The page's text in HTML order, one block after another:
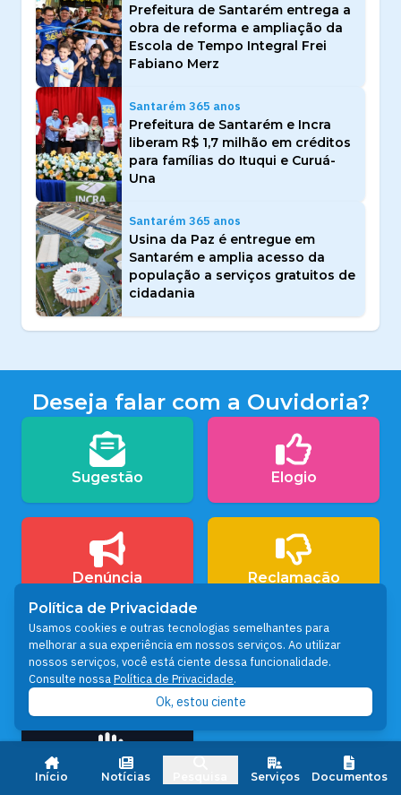
Início Notícias Serviços Documentos
Prefeitura de Santarém entrega a
obra de reforma e ampliação da
Escola de Tempo Integral Frei
Fabiano Merz
Santarém 365 anos
Prefeitura de Santarém e Incra
liberam R$ 1,7 milhão em créditos
para famílias do Ituqui e Curuá-
Una
Santarém 365 anos
Usina da Paz é entregue em
Santarém e amplia acesso da
população a serviços gratuitos de
cidadania
Deseja falar com a Ouvidoria?
Sugestão Elogio
Denúncia Reclamação
Solicitação
Assédio
Política de Privacidade
Usamos cookies e outras tecnologias semelhantes para
melhorar a sua experiência em nossos serviços. Ao utilizar
nossos serviços, você está ciente dessa funcionalidade.
Consulte nossaPolítica de Privacidade.
Ok, estou ciente